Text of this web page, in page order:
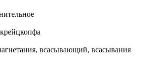
всасывающий, всасывания